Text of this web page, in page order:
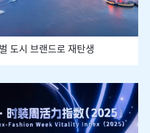
도시 브랜드로 재탄생